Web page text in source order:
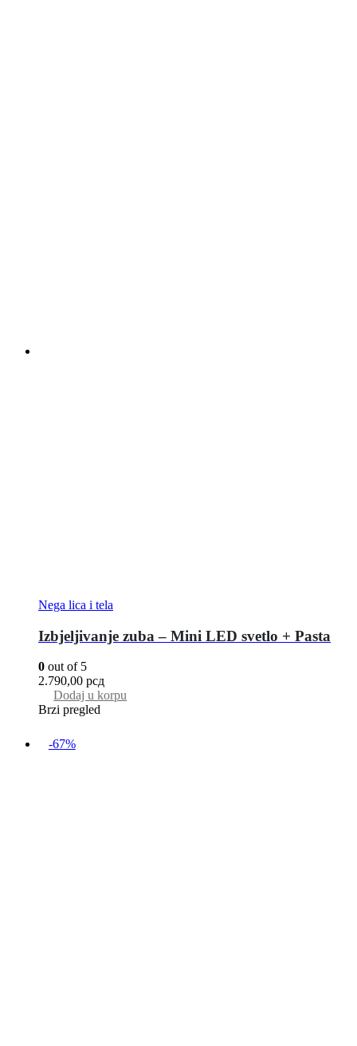
Nega lica i tela
Izbjeljivanje zuba – Mini LED svetlo + Pasta
0 out of 5
2.790,00 рсд
Dodaj u korpu
Brzi pregled
-67%